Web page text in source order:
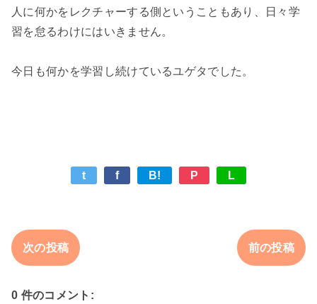
人に何かをレクチャーする側ということもあり、日々学
習を怠るわけにはいきません。
今日も何かを学習し続けているユゲタでした。
t f B! P L
次の投稿 前の投稿
0 件のコメント: